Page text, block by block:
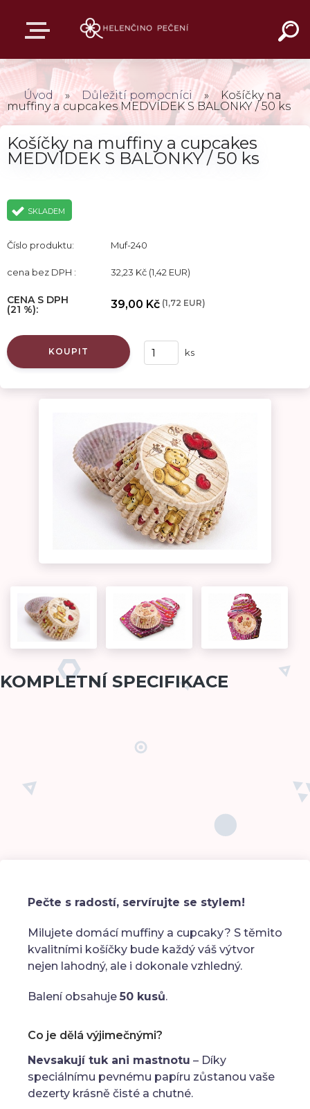
Úvod » Důležití pomocníci »
Košíčky na
muffiny a cupcakes MEDVÍDEK S BALONKY / 50 ks
Košíčky na muffiny a cupcakes
MEDVÍDEK S BALONKY / 50 ks
SKLADEM
Číslo produktu: Muf-240
cena bez DPH : 32,23 Kč (1,42 EUR)
CENA S DPH
(21 %): 39,00 Kč (1,72 EUR)
ks
KOUPIT
KOMPLETNÍ SPECIFIKACE
Pečte s radostí, servírujte se stylem!
Milujete domácí muffiny a cupcaky? S těmito
kvalitními košíčky bude každý váš výtvor
nejen lahodný, ale i dokonale vzhledný.
Balení obsahuje 50 kusů.
Co je dělá výjimečnými?
Nevsakují tuk ani mastnotu – Díky
speciálnímu pevnému papíru zůstanou vaše
dezerty krásně čisté a chutné.